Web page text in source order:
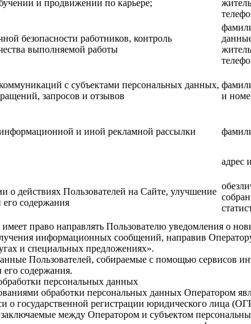
и продвижении по карьере;
безопасности работников, контроль
выполняемой работы
с субъектами персональных данных,
запросов и отзывов
и
и иной рекламной рассылки
адрес
о действиях Пользователей на Сайте, улучшение
его содержания
право направлять Пользователю уведомления о
информационных сообщений, направив
и специальных предложениях».
Пользователей, собираемые с помощью сервисов
его содержания.
персональных данных
обработки персональных данных Оператором
о государственной регистрации юридического лица
между Оператором и субъектом